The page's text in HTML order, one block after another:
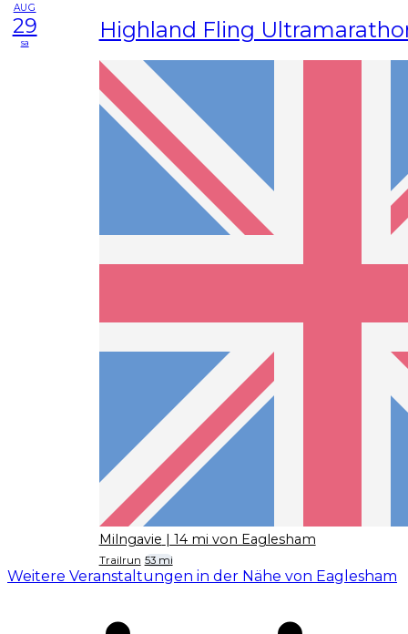
AUG
29
sa Highland Fling
Milngavie | 14 mi von Eaglesham
Trailrun 53 mi
Weitere Veranstaltungen in der Nähe von Eaglesham